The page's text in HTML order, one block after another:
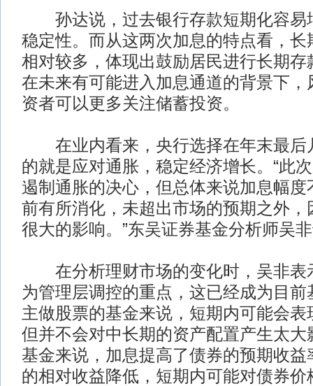
孙达说，过去银行存款短期化容易
稳定性。而从这两次加息的特点看，长
相对较多，体现出鼓励居民进行长期存
在未来有可能进入加息通道的背景下，
资者可以更多关注储蓄投资。
在业内看来，央行选择在年末最后
的就是应对通胀，稳定经济增长。“此
遏制通胀的决心，但总体来说加息幅度
前有所消化，未超出市场的预期之外，
很大的影响。”东吴证券基金分析师吴
在分析理财市场的变化时，吴非表
为管理层调控的重点，这已经成为目
主做股票的基金来说，短期内可能会表
但并不会对中长期的资产配置产生太大
基金来说，加息提高了债券的预期收益
的相对收益降低，短期内可能对债券价